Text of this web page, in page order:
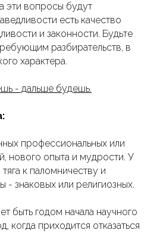
эти вопросы будут
есть качество
и законности. Будьте
разбирательств, в
характера.
- дальше будешь.
профессиональных или
нового опыта и мудрости. У
к паломничеству и
знаковых или религиозных.
быть годом начала научного
когда приходится отказаться